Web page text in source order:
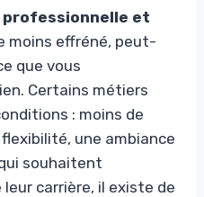
et
moins effréné, peut-
que vous
Certains métiers
: moins de
une ambiance
souhaitent
carrière, il existe de